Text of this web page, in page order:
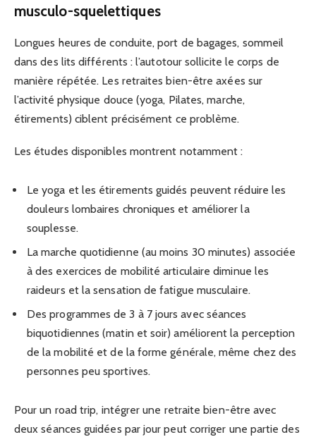
musculo-squelettiques
Longues heures de conduite, port de bagages, sommeil
dans des lits différents : l’autotour sollicite le corps de
manière répétée. Les retraites bien-être axées sur
l’activité physique douce (yoga, Pilates, marche,
étirements) ciblent précisément ce problème.
Les études disponibles montrent notamment :
Le yoga et les étirements guidés peuvent réduire les
douleurs lombaires chroniques et améliorer la
souplesse.
La marche quotidienne (au moins 30 minutes) associée
à des exercices de mobilité articulaire diminue les
raideurs et la sensation de fatigue musculaire.
Des programmes de 3 à 7 jours avec séances
biquotidiennes (matin et soir) améliorent la perception
de la mobilité et de la forme générale, même chez des
personnes peu sportives.
Pour un road trip, intégrer une retraite bien-être avec
deux séances guidées par jour peut corriger une partie des